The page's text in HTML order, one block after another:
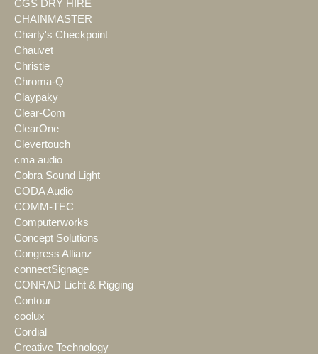
CGS DRY HIRE
CHAINMASTER
Charly's Checkpoint
Chauvet
Christie
Chroma-Q
Claypaky
Clear-Com
ClearOne
Clevertouch
cma audio
Cobra Sound Light
CODA Audio
COMM-TEC
Computerworks
Concept Solutions
Congress Allianz
connectSignage
CONRAD Licht & Rigging
Contour
coolux
Cordial
Creative Technology